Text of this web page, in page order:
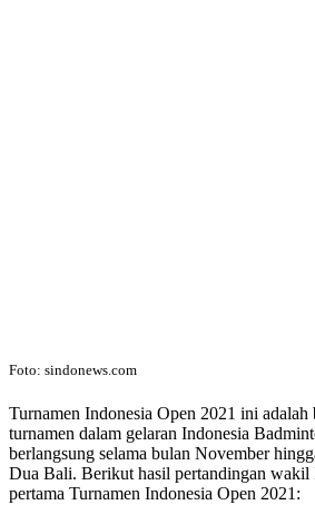
Foto: sindonews.com
Turnamen Indonesia Open 2021 ini
turnamen dalam gelaran Indonesia
berlangsung selama bulan November
Dua Bali. Berikut hasil pertandingan wakil
pertama Turnamen Indonesia Open 2021: